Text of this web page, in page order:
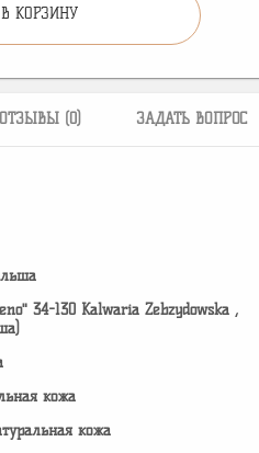
В КОРЗИНУ
ОТЗЫВЫ (0) ЗАДАТЬ ВОПРОС
34-130 Kalwaria Zebzydowska ,
кожа
кожа